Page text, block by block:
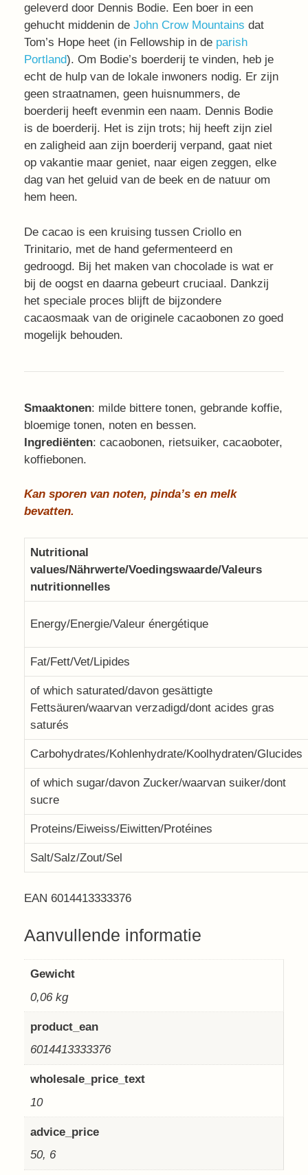
geleverd door Dennis Bodie. Een boer in een
gehucht middenin de John Crow Mountains dat
Tom’s Hope heet (in Fellowship in de parish
Portland). Om Bodie’s boerderij te vinden, heb je
echt de hulp van de lokale inwoners nodig. Er zijn
geen straatnamen, geen huisnummers, de
boerderij heeft evenmin een naam. Dennis Bodie
is de boerderij. Het is zijn trots; hij heeft zijn ziel
en zaligheid aan zijn boerderij verpand, gaat niet
op vakantie maar geniet, naar eigen zeggen, elke
dag van het geluid van de beek en de natuur om
hem heen.
De cacao is een kruising tussen Criollo en
Trinitario, met de hand gefermenteerd en
gedroogd. Bij het maken van chocolade is wat er
bij de oogst en daarna gebeurt cruciaal. Dankzij
het speciale proces blijft de bijzondere
cacaosmaak van de originele cacaobonen zo goed
mogelijk behouden.
Smaaktonen: milde bittere tonen, gebrande koffie,
bloemige tonen, noten en bessen.
Ingrediënten: cacaobonen, rietsuiker, cacaoboter,
koffiebonen.
Kan sporen van noten, pinda’s en melk
bevatten.
Nutritional
values/Nährwerte/Voedingswaarde/Valeurs
nutritionnelles
Energy/Energie/Valeur énergétique
Fat/Fett/Vet/Lipides
of which saturated/davon gesättigte
Fettsäuren/waarvan verzadigd/dont acides gras
saturés
Carbohydrates/Kohlenhydrate/Koolhydraten/Glucides
of which sugar/davon Zucker/waarvan suiker/dont
sucre
Proteins/Eiweiss/Eiwitten/Protéines
Salt/Salz/Zout/Sel
EAN 6014413333376
Aanvullende informatie
Gewicht
0,06 kg
product_ean
6014413333376
wholesale_price_text
10
advice_price
50, 6